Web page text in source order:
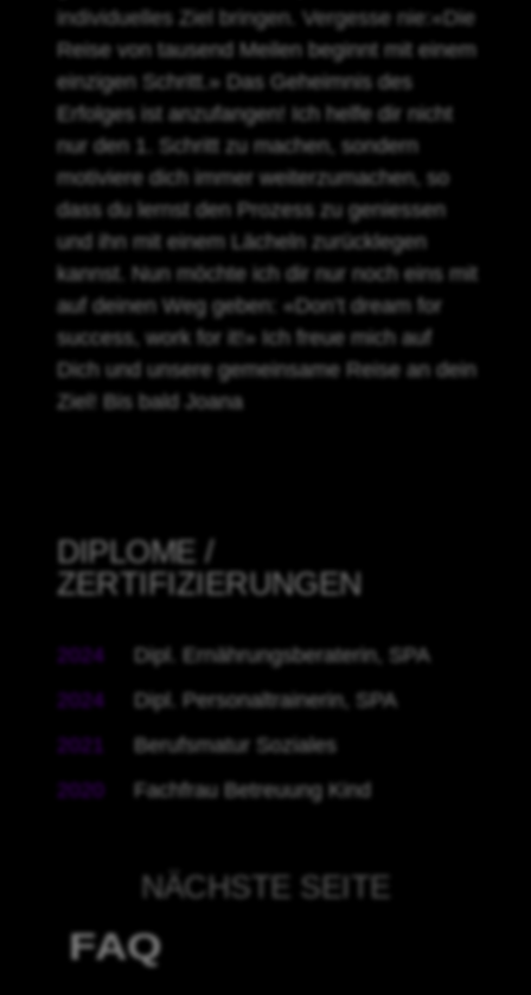
individuelles Ziel bringen. Vergesse nie:«Die
Reise von tausend Meilen beginnt mit einem
einzigen Schritt.» Das Geheimnis des
Erfolges ist anzufangen! Ich helfe dir nicht
nur den 1. Schritt zu machen, sondern
motiviere dich immer weiterzumachen, so
dass du lernst den Prozess zu geniessen
und ihn mit einem Lächeln zurücklegen
kannst. Nun möchte ich dir nur noch eins mit
auf deinen Weg geben: «Don’t dream for
success, work for it!» Ich freue mich auf
Dich und unsere gemeinsame Reise an dein
Ziel! Bis bald Joana
DIPLOME /
ZERTIFIZIERUNGEN
2024
Dipl. Ernährungsberaterin, SPA
2024
Dipl. Personaltrainerin, SPA
2021
Berufsmatur Soziales
2020
Fachfrau Betreuung Kind
NÄCHSTE SEITE
FAQ